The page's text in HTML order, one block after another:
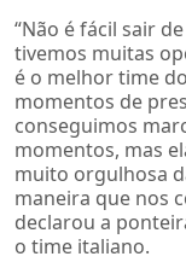
“Não é fácil sair
tivemos muitas
é o melhor time
momentos de
conseguimos
momentos, mas
muito orgulhosa
maneira que nos
declarou a
o time italiano.